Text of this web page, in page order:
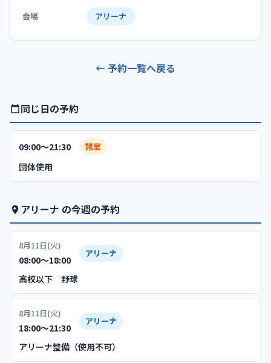
会場 アリーナ
← 予約一覧へ戻る
同じ日の予約
09:00〜21:30 諸室
団体使用
アリーナ の今週の予約
8月11日(火)
08:00〜18:00
アリーナ
高校以下 野球
8月11日(火)
18:00〜21:30
アリーナ
アリーナ整備（使用不可）